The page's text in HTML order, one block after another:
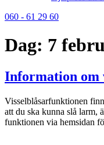
060 - 61 29 60
Dag: 7
Information om
Visselblåsarfunktionen
att du ska kunna slå larm,
funktionen via hemsidan